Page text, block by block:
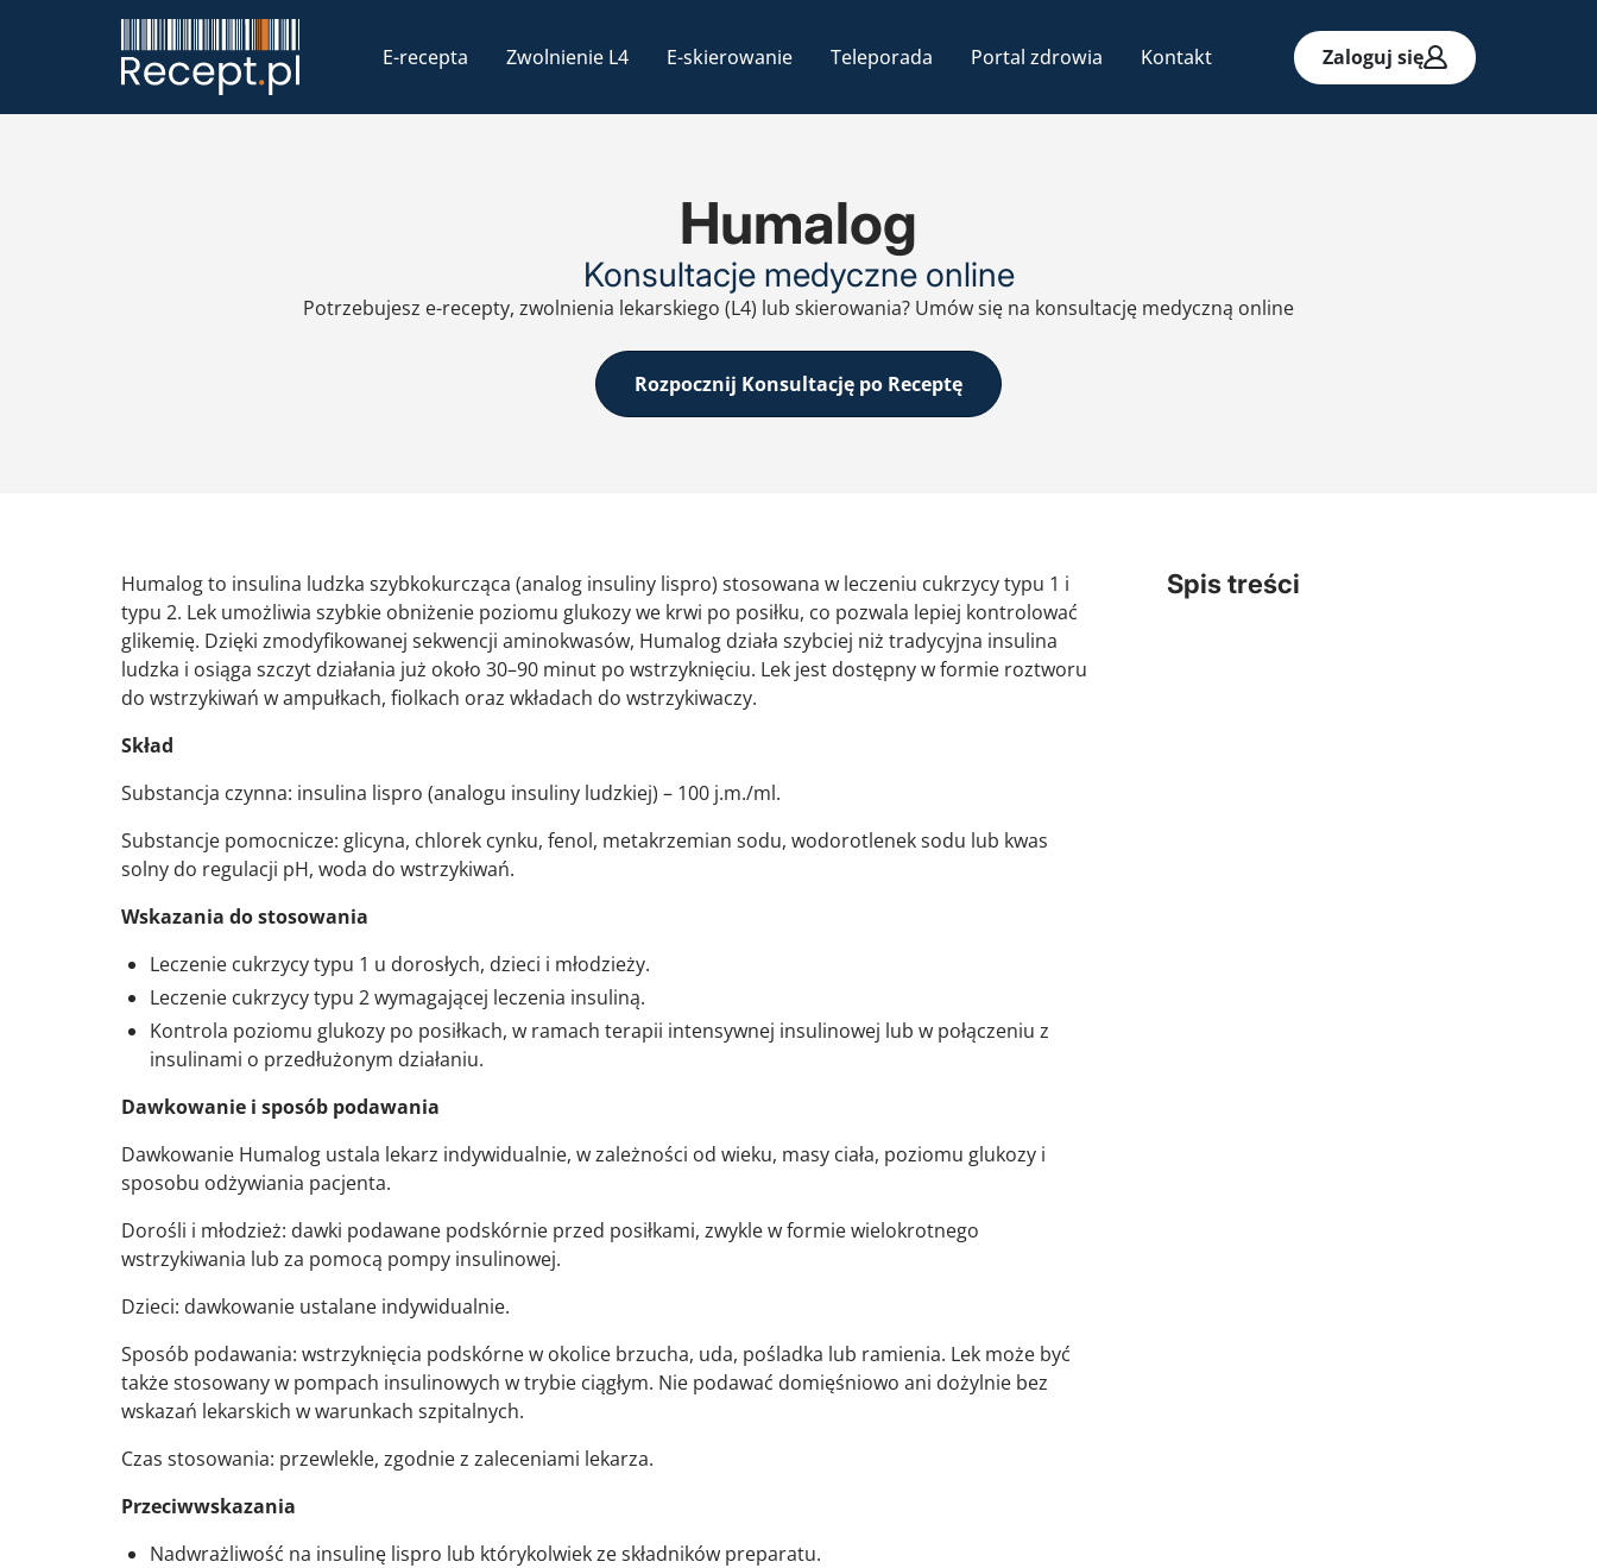
E-recepta Zwolnienie L4 E-skierowanie Teleporada Portal zdrowia Kontakt Zaloguj się
Humalog
Konsultacje medyczne online
Potrzebujesz e-recepty, zwolnienia lekarskiego (L4) lub skierowania? Umów się na konsultację medyczną online
Rozpocznij Konsultację po Receptę
Spis treści
Humalog to insulina ludzka szybkokurcząca (analog insuliny lispro) stosowana w leczeniu cukrzycy typu 1 i
typu 2. Lek umożliwia szybkie obniżenie poziomu glukozy we krwi po posiłku, co pozwala lepiej kontrolować
glikemię. Dzięki zmodyfikowanej sekwencji aminokwasów, Humalog działa szybciej niż tradycyjna insulina
ludzka i osiąga szczyt działania już około 30–90 minut po wstrzyknięciu. Lek jest dostępny w formie roztworu
do wstrzykiwań w ampułkach, fiolkach oraz wkładach do wstrzykiwaczy.
Skład
Substancja czynna: insulina lispro (analogu insuliny ludzkiej) – 100 j.m./ml.
Substancje pomocnicze: glicyna, chlorek cynku, fenol, metakrzemian sodu, wodorotlenek sodu lub kwas
solny do regulacji pH, woda do wstrzykiwań.
Wskazania do stosowania
Leczenie cukrzycy typu 1 u dorosłych, dzieci i młodzieży.
Leczenie cukrzycy typu 2 wymagającej leczenia insuliną.
Kontrola poziomu glukozy po posiłkach, w ramach terapii intensywnej insulinowej lub w połączeniu z
insulinami o przedłużonym działaniu.
Dawkowanie i sposób podawania
Dawkowanie Humalog ustala lekarz indywidualnie, w zależności od wieku, masy ciała, poziomu glukozy i
sposobu odżywiania pacjenta.
Dorośli i młodzież: dawki podawane podskórnie przed posiłkami, zwykle w formie wielokrotnego
wstrzykiwania lub za pomocą pompy insulinowej.
Dzieci: dawkowanie ustalane indywidualnie.
Sposób podawania: wstrzyknięcia podskórne w okolice brzucha, uda, pośladka lub ramienia. Lek może być
także stosowany w pompach insulinowych w trybie ciągłym. Nie podawać domięśniowo ani dożylnie bez
wskazań lekarskich w warunkach szpitalnych.
Czas stosowania: przewlekle, zgodnie z zaleceniami lekarza.
Przeciwwskazania
Nadwrażliwość na insulinę lispro lub którykolwiek ze składników preparatu.